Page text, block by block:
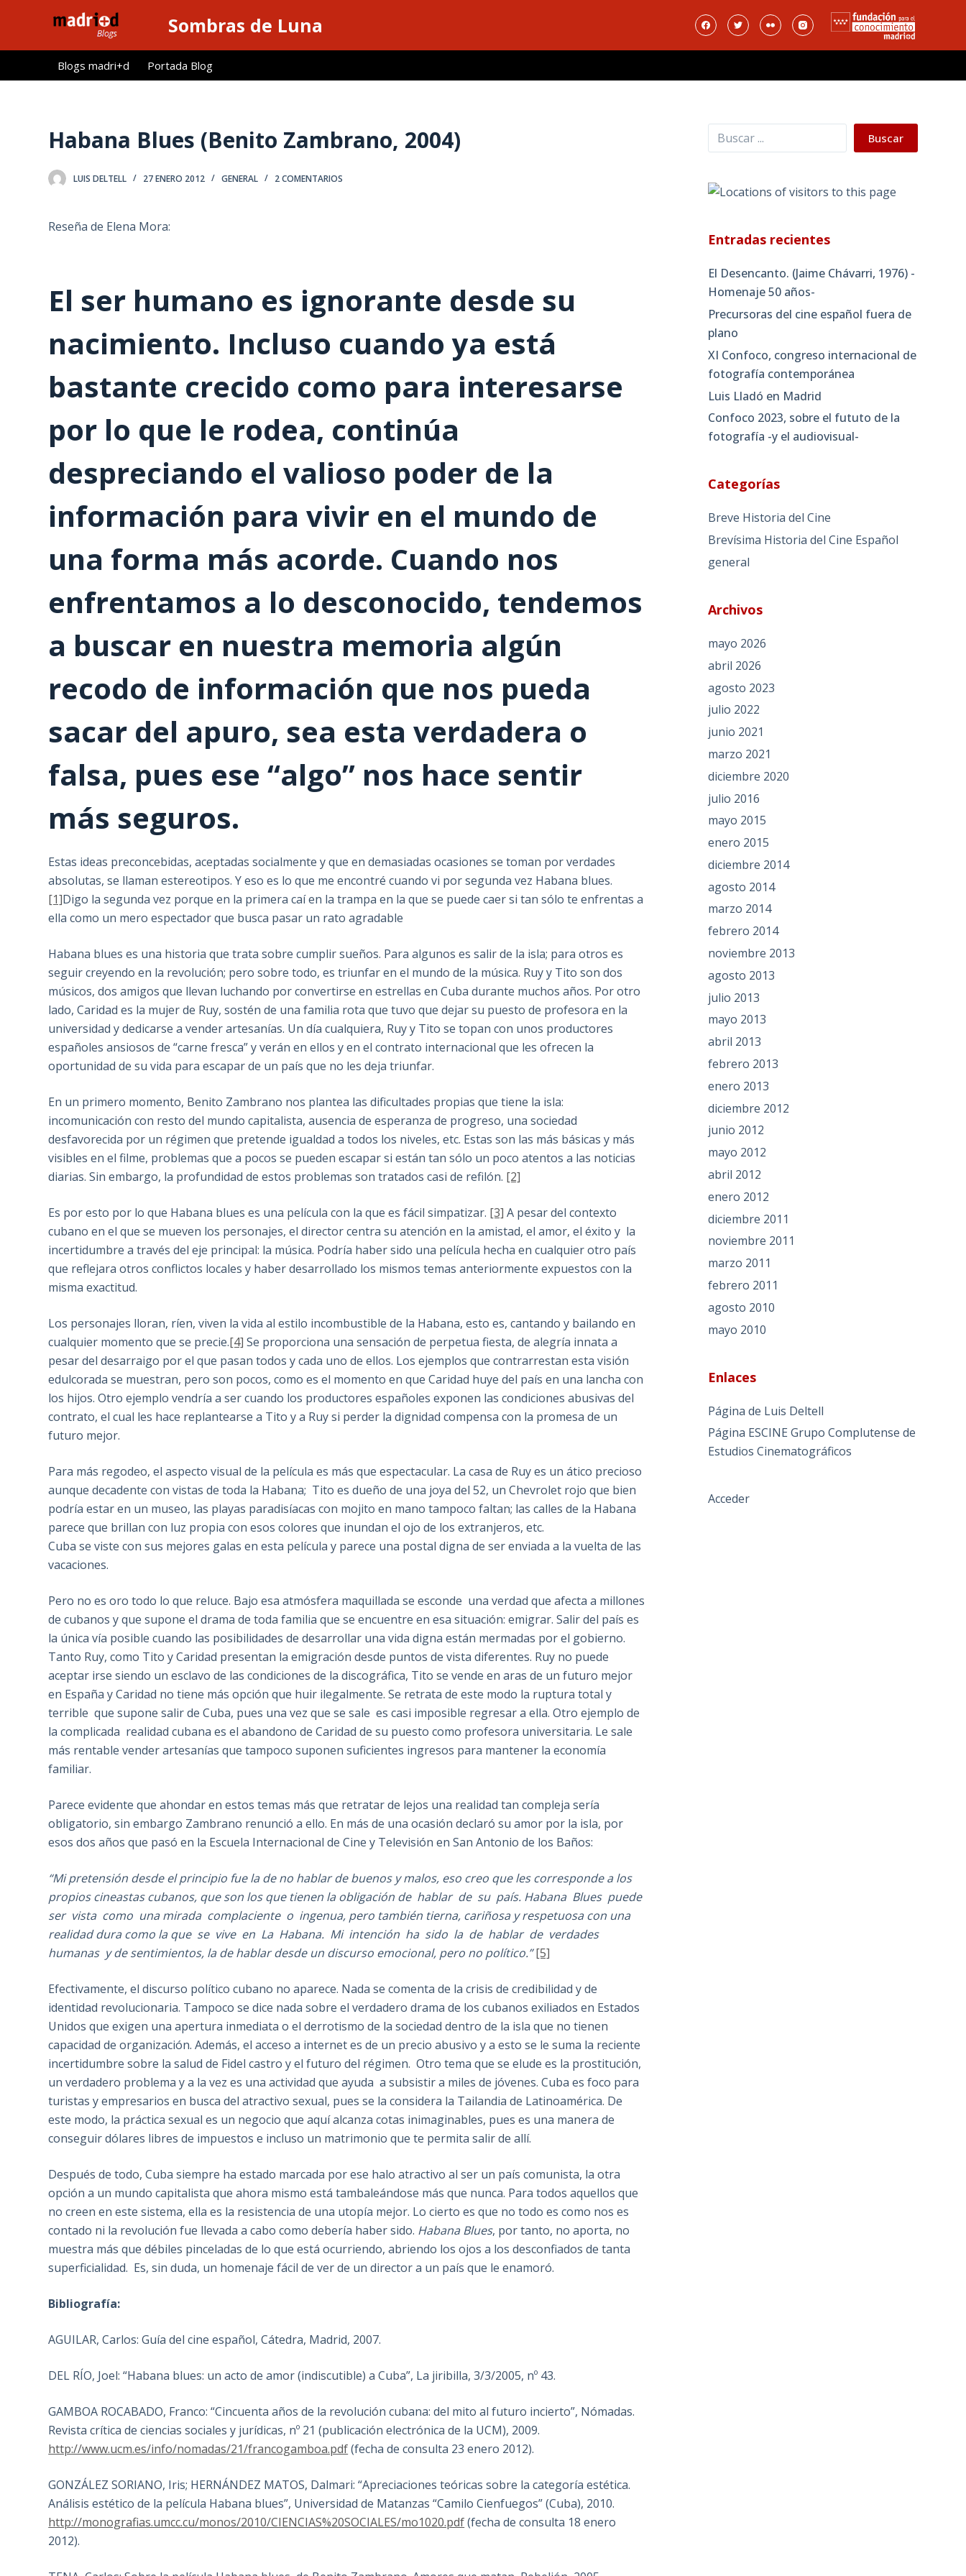
l
Sombras de Luna
Blogs madri+d Portada Blog
Habana Blues (Benito Zambrano, 2004)
LUIS DELTELL 27 ENERO 2012 GENERAL 2 COMENTARIOS
Reseña de Elena Mora:
El ser humano es ignorante desde su
nacimiento. Incluso cuando ya está
bastante crecido como para interesarse
por lo que le rodea, continúa
despreciando el valioso poder de la
información para vivir en el mundo de
una forma más acorde. Cuando nos
enfrentamos a lo desconocido, tendemos
a buscar en nuestra memoria algún
recodo de información que nos pueda
sacar del apuro, sea esta verdadera o
falsa, pues ese “algo” nos hace sentir
más seguros.
Estas ideas preconcebidas, aceptadas socialmente y que en demasiadas ocasiones se toman por verdades
absolutas, se llaman estereotipos. Y eso es lo que me encontré cuando vi por segunda vez Habana blues.
[1]Digo la segunda vez porque en la primera caí en la trampa en la que se puede caer si tan sólo te enfrentas a
ella como un mero espectador que busca pasar un rato agradable
Habana blues es una historia que trata sobre cumplir sueños. Para algunos es salir de la isla; para otros es
seguir creyendo en la revolución; pero sobre todo, es triunfar en el mundo de la música. Ruy y Tito son dos
músicos, dos amigos que llevan luchando por convertirse en estrellas en Cuba durante muchos años. Por otro
lado, Caridad es la mujer de Ruy, sostén de una familia rota que tuvo que dejar su puesto de profesora en la
universidad y dedicarse a vender artesanías. Un día cualquiera, Ruy y Tito se topan con unos productores
españoles ansiosos de “carne fresca” y verán en ellos y en el contrato internacional que les ofrecen la
oportunidad de su vida para escapar de un país que no les deja triunfar.
En un primero momento, Benito Zambrano nos plantea las dificultades propias que tiene la isla:
incomunicación con resto del mundo capitalista, ausencia de esperanza de progreso, una sociedad
desfavorecida por un régimen que pretende igualdad a todos los niveles, etc. Estas son las más básicas y más
visibles en el filme, problemas que a pocos se pueden escapar si están tan sólo un poco atentos a las noticias
diarias. Sin embargo, la profundidad de estos problemas son tratados casi de refilón. [2]
Es por esto por lo que Habana blues es una película con la que es fácil simpatizar. [3] A pesar del contexto
cubano en el que se mueven los personajes, el director centra su atención en la amistad, el amor, el éxito y la
incertidumbre a través del eje principal: la música. Podría haber sido una película hecha en cualquier otro país
que reflejara otros conflictos locales y haber desarrollado los mismos temas anteriormente expuestos con la
misma exactitud.
Los personajes lloran, ríen, viven la vida al estilo incombustible de la Habana, esto es, cantando y bailando en
cualquier momento que se precie.[4] Se proporciona una sensación de perpetua fiesta, de alegría innata a
pesar del desarraigo por el que pasan todos y cada uno de ellos. Los ejemplos que contrarrestan esta visión
edulcorada se muestran, pero son pocos, como es el momento en que Caridad huye del país en una lancha con
los hijos. Otro ejemplo vendría a ser cuando los productores españoles exponen las condiciones abusivas del
contrato, el cual les hace replantearse a Tito y a Ruy si perder la dignidad compensa con la promesa de un
futuro mejor.
Para más regodeo, el aspecto visual de la película es más que espectacular. La casa de Ruy es un ático precioso
aunque decadente con vistas de toda la Habana; Tito es dueño de una joya del 52, un Chevrolet rojo que bien
podría estar en un museo, las playas paradisíacas con mojito en mano tampoco faltan; las calles de la Habana
parece que brillan con luz propia con esos colores que inundan el ojo de los extranjeros, etc.
Cuba se viste con sus mejores galas en esta película y parece una postal digna de ser enviada a la vuelta de las
vacaciones.
Pero no es oro todo lo que reluce. Bajo esa atmósfera maquillada se esconde una verdad que afecta a millones
de cubanos y que supone el drama de toda familia que se encuentre en esa situación: emigrar. Salir del país es
la única vía posible cuando las posibilidades de desarrollar una vida digna están mermadas por el gobierno.
Tanto Ruy, como Tito y Caridad presentan la emigración desde puntos de vista diferentes. Ruy no puede
aceptar irse siendo un esclavo de las condiciones de la discográfica, Tito se vende en aras de un futuro mejor
en España y Caridad no tiene más opción que huir ilegalmente. Se retrata de este modo la ruptura total y
terrible que supone salir de Cuba, pues una vez que se sale es casi imposible regresar a ella. Otro ejemplo de
la complicada realidad cubana es el abandono de Caridad de su puesto como profesora universitaria. Le sale
más rentable vender artesanías que tampoco suponen suficientes ingresos para mantener la economía
familiar.
Parece evidente que ahondar en estos temas más que retratar de lejos una realidad tan compleja sería
obligatorio, sin embargo Zambrano renunció a ello. En más de una ocasión declaró su amor por la isla, por
esos dos años que pasó en la Escuela Internacional de Cine y Televisión en San Antonio de los Baños:
“Mi pretensión desde el principio fue la de no hablar de buenos y malos, eso creo que les corresponde a los
propios cineastas cubanos, que son los que tienen la obligación de hablar de su país. Habana Blues puede
ser vista como una mirada complaciente o ingenua, pero también tierna, cariñosa y respetuosa con una
realidad dura como la que se vive en La Habana. Mi intención ha sido la de hablar de verdades
humanas y de sentimientos, la de hablar desde un discurso emocional, pero no político.” [5]
Efectivamente, el discurso político cubano no aparece. Nada se comenta de la crisis de credibilidad y de
identidad revolucionaria. Tampoco se dice nada sobre el verdadero drama de los cubanos exiliados en Estados
Unidos que exigen una apertura inmediata o el derrotismo de la sociedad dentro de la isla que no tienen
capacidad de organización. Además, el acceso a internet es de un precio abusivo y a esto se le suma la reciente
incertidumbre sobre la salud de Fidel castro y el futuro del régimen. Otro tema que se elude es la prostitución,
un verdadero problema y a la vez es una actividad que ayuda a subsistir a miles de jóvenes. Cuba es foco para
turistas y empresarios en busca del atractivo sexual, pues se la considera la Tailandia de Latinoamérica. De
este modo, la práctica sexual es un negocio que aquí alcanza cotas inimaginables, pues es una manera de
conseguir dólares libres de impuestos e incluso un matrimonio que te permita salir de allí.
Después de todo, Cuba siempre ha estado marcada por ese halo atractivo al ser un país comunista, la otra
opción a un mundo capitalista que ahora mismo está tambaleándose más que nunca. Para todos aquellos que
no creen en este sistema, ella es la resistencia de una utopía mejor. Lo cierto es que no todo es como nos es
contado ni la revolución fue llevada a cabo como debería haber sido. Habana Blues, por tanto, no aporta, no
muestra más que débiles pinceladas de lo que está ocurriendo, abriendo los ojos a los desconfiados de tanta
superficialidad. Es, sin duda, un homenaje fácil de ver de un director a un país que le enamoró.
Bibliografía:
AGUILAR, Carlos: Guía del cine español, Cátedra, Madrid, 2007.
DEL RÍO, Joel: “Habana blues: un acto de amor (indiscutible) a Cuba”, La jiribilla, 3/3/2005, nº 43.
GAMBOA ROCABADO, Franco: “Cincuenta años de la revolución cubana: del mito al futuro incierto”, Nómadas.
Revista crítica de ciencias sociales y jurídicas, nº 21 (publicación electrónica de la UCM), 2009.
http://www.ucm.es/info/nomadas/21/francogamboa.pdf(fecha de consulta 23 enero 2012).
GONZÁLEZ SORIANO, Iris; HERNÁNDEZ MATOS, Dalmari: “Apreciaciones teóricas sobre la categoría estética.
Análisis estético de la película Habana blues”, Universidad de Matanzas “Camilo Cienfuegos” (Cuba), 2010.
http://monografias.umcc.cu/monos/2010/CIENCIAS%20SOCIALES/mo1020.pdf(fecha de consulta 18 enero
2012).
Buscar Buscar
Entradas recientes
El Desencanto. (Jaime Chávarri, 1976) -
Homenaje 50 años-
Precursoras del cine español fuera de
plano
XI Confoco, congreso internacional de
fotografía contemporánea
Luis Lladó en Madrid
Confoco 2023, sobre el fututo de la
fotografía -y el audiovisual-
Categorías
Breve Historia del Cine
Brevísima Historia del Cine Español
general
Archivos
mayo 2026
abril 2026
agosto 2023
julio 2022
junio 2021
marzo 2021
diciembre 2020
julio 2016
mayo 2015
enero 2015
diciembre 2014
agosto 2014
marzo 2014
febrero 2014
noviembre 2013
agosto 2013
julio 2013
mayo 2013
abril 2013
febrero 2013
enero 2013
diciembre 2012
junio 2012
mayo 2012
abril 2012
enero 2012
diciembre 2011
noviembre 2011
marzo 2011
febrero 2011
agosto 2010
mayo 2010
Enlaces
Página de Luis Deltell
Página ESCINE Grupo Complutense de
Estudios Cinematográficos
Acceder